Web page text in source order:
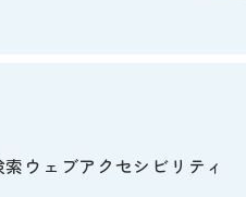
ウェブアクセシビリティ